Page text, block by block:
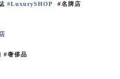
#LuxurySHOP #名牌店
#奢侈品